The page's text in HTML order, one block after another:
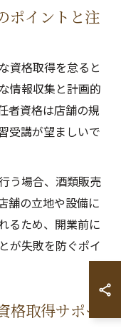
ポイントと注
資格取得を怠ると
情報収集と計画的
者資格は店舗の規
受講が望ましいで
う場合、酒類販売
舗の立地や設備に
るため、開業前に
が失敗を防ぐポイ
取得サポー